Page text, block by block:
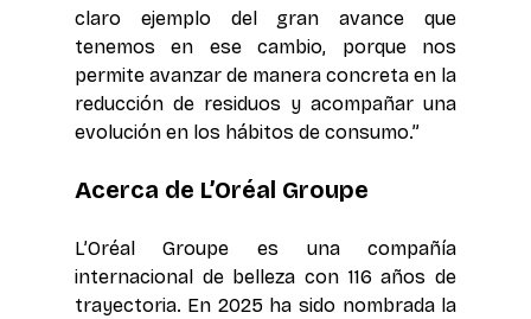
claro ejemplo del gran avance que
tenemos en ese cambio, porque nos
permite avanzar de manera concreta en la
reducción de residuos y acompañar una
evolución en los hábitos de consumo.”
Acerca de L’Oréal Groupe
L’Oréal Groupe es una compañía
internacional de belleza con 116 años de
trayectoria. En 2025 ha sido nombrada la